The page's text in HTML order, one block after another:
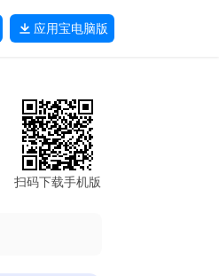
应用宝电脑版
扫码下载手机版